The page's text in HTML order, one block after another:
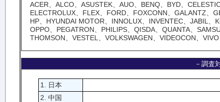
ACER、ALCO、ASUSTEK、AUO、BENQ、BYD、
ELECTROLUX、FLEX、FORD、FOXCONN、GALANTZ、
HP、HYUNDAI MOTOR、INNOLUX、INVENTEC、JABIL
OPPO、PEGATRON、PHILIPS、QISDA、QUANTA、
THOMSON、VESTEL、VOLKSWAGEN、VIDEOCON、
－調査
1. 日本
2. 中国